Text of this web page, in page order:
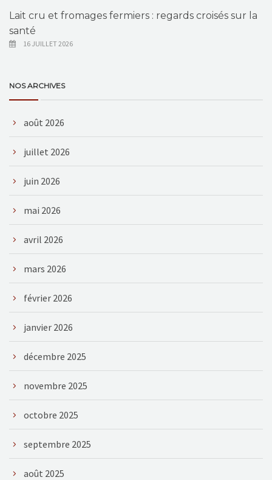
Lait cru et fromages fermiers : regards croisés sur la
santé
16 JUILLET 2026
NOS ARCHIVES
août 2026
juillet 2026
juin 2026
mai 2026
avril 2026
mars 2026
février 2026
janvier 2026
décembre 2025
novembre 2025
octobre 2025
septembre 2025
août 2025